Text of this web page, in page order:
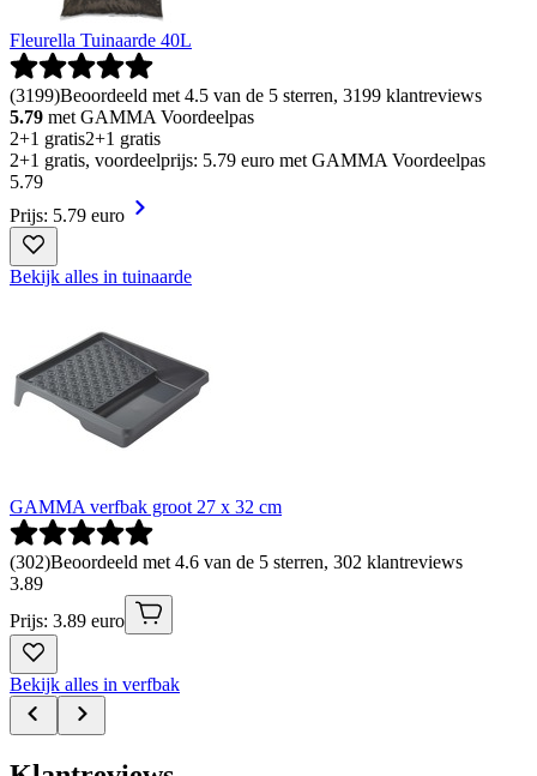
Fleurella Tuinaarde 40L
(3199)Beoordeeld met 4.5 van de 5 sterren, 3199 klantreviews
5.79 met GAMMA Voordeelpas
2+1 gratis2+1 gratis
2+1 gratis, voordeelprijs: 5.79 euro met GAMMA Voordeelpas
5.79
Prijs: 5.79 euro
Bekijk alles in tuinaarde
GAMMA verfbak groot 27 x 32 cm
(302)Beoordeeld met 4.6 van de 5 sterren, 302 klantreviews
3.89
Prijs: 3.89 euro
Bekijk alles in verfbak